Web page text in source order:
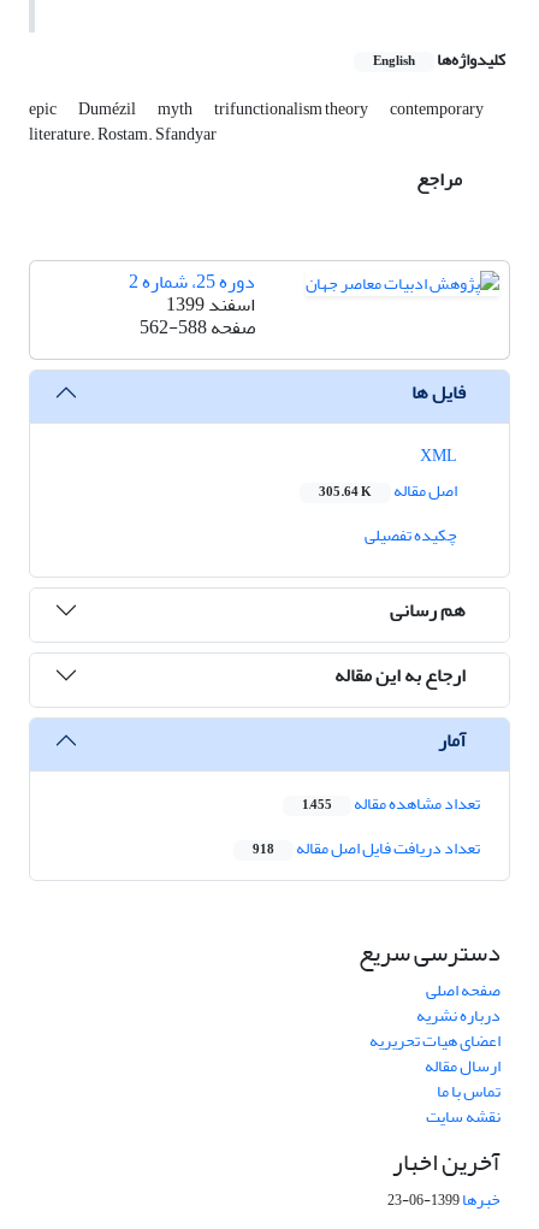
کلیدواژه‌ها English
epic Dumézil myth trifunctionalism theory contemporary
literature. Rostam. Sfandyar
مراجع
دوره 25، شماره 2
اسفند 1399
صفحه562-588
فایل ها
اصل مقاله
305.64 K
چکیده تفصیلی
هم رسانی
ارجاع به این مقاله
آمار
تعداد مشاهده مقاله 1,455
تعداد دریافت فایل اصل مقاله 918
دسترسی سریع
صفحه اصلی
درباره نشریه
اعضای هیات تحریریه
ارسال مقاله
تماس با ما
نقشه سایت
آخرین اخبار
خبرها1399-06-23